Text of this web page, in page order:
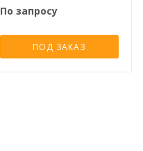
По запросу
ПОД ЗАКАЗ